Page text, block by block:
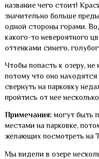
название чего стоит!
значительно больше
одной стороны горами.
какого-то невероятного
оттенками синего,
Чтобы попасть к озеру,
потому что оно
свернуть на парковку
пройтись от нее
Примечания: могут быть
местами на парковке,
желающих посмотреть на
Мы видели в озере